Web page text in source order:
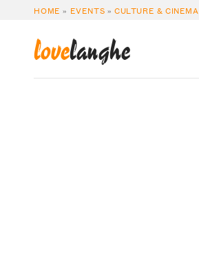
HOME » EVENTS »CULTURE & CINEMA
lovelanghe